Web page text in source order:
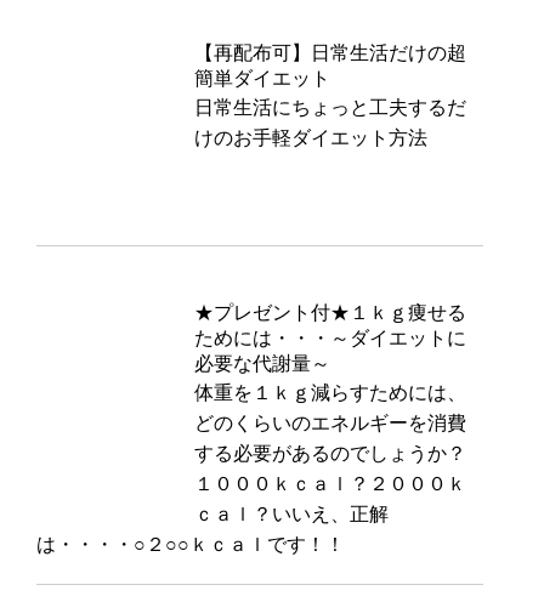
【再配布可】日常生活だけの超
簡単ダイエット
日常生活にちょっと工夫するだ
けのお手軽ダイエット方法
★プレゼント付★１ｋｇ痩せる
ためには・・・～ダイエットに
必要な代謝量～
体重を１ｋｇ減らすためには、
どのくらいのエネルギーを消費
する必要があるのでしょうか？
１０００ｋｃａｌ？２０００ｋ
ｃａｌ？いいえ、正解
は・・・・○２○○ｋｃａｌです！！